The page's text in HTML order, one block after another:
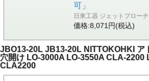
可」
日東工器 ジェットブロー
価格:8,071円(税込)
JBO13-20L JB13-20L NITTOKOHKI ア
穴開け LO-3000A LO-3550A CLA-2200
CLA2200